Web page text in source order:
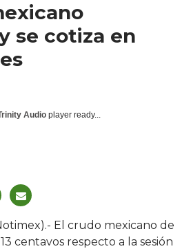
se cotiza en
Audio player ready...
El crudo mexicano de
centavos respecto a la sesión